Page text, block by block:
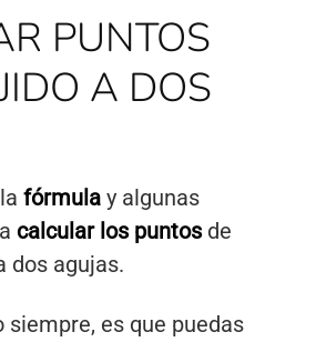
PUNTOS
A DOS
fórmula y algunas
calcular los puntosde
dos agujas.
siempre, es que puedas